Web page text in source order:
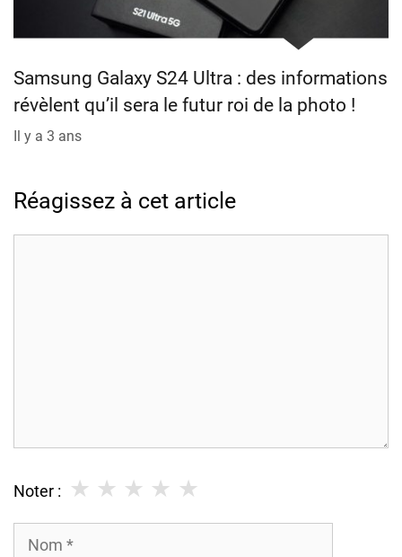
Samsung Galaxy S24 Ultra : des informations
révèlent qu’il sera le futur roi de la photo !
Il y a 3 ans
Réagissez à cet article
Noter : ★
★
★
★
★